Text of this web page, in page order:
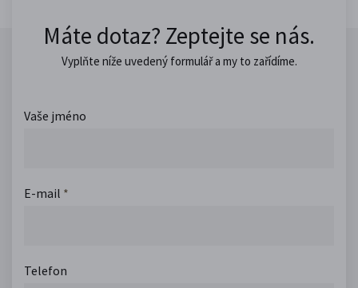
Máte dotaz? Zeptejte se nás.
Vyplňte níže uvedený formulář a my to zařídíme.
Vaše jméno
E-mail *
Telefon